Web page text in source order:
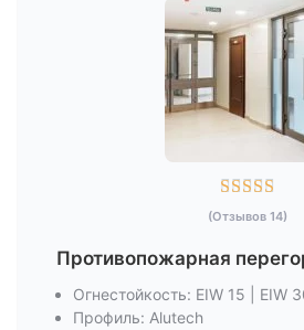

(Отзывов 14)
Противопожарная
Огнестойкость: EIW 15 | EIW
Профиль: Alutech